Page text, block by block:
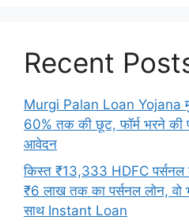
Recent
Murgi Palan Loan Yojana
60% तक की छूट, फॉर्म भरने की
आवेदन
किस्त ₹13,333 HDFC
₹6 लाख तक का पर्सनल लोन,
साथ Instant Loan